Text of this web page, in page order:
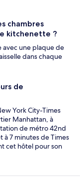
chambres
kitchenette ?
avec une plaque de
dans chaque
de
York City-Times
Manhattan, à
de métro 42nd
à 7 minutes de Times
cet hôtel pour son